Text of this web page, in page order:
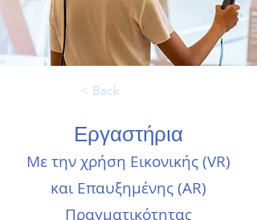
< Back
Εργαστήρια
Με την χρήση Εικονικής (VR)
και Επαυξημένης (AR)
Πραγματικότητας